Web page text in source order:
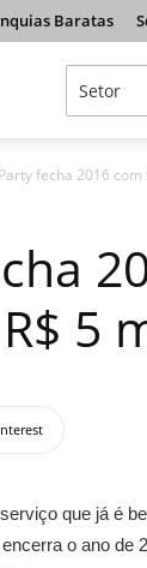
Baratas
fecha 2016
5
que já é
o ano de